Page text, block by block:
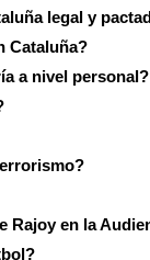
legal y
Cataluña?
a nivel personal?
Rajoy en la